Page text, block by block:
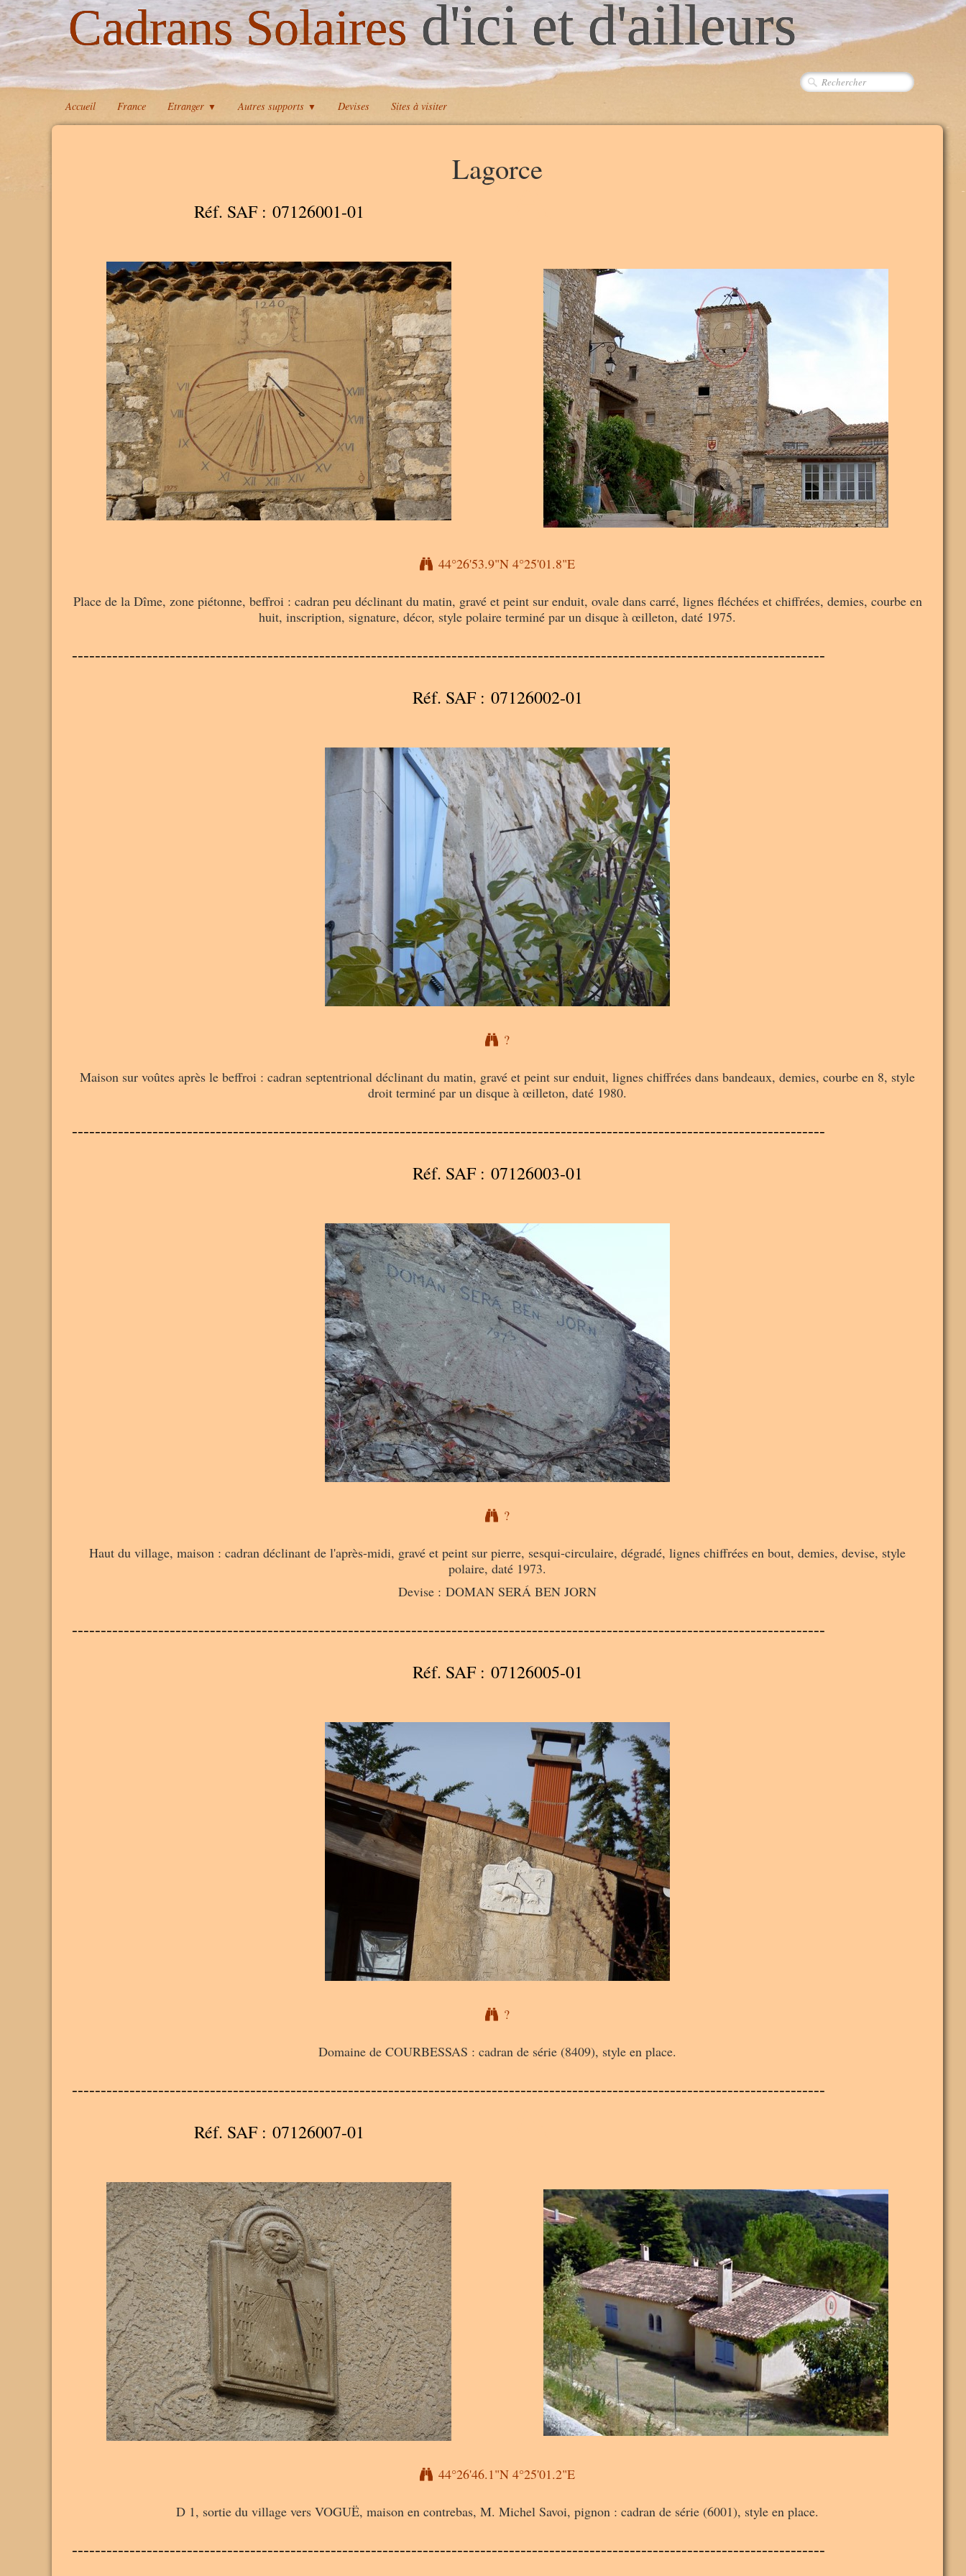
Cadrans Solairesd'ici et d'ailleurs
Accueil France Etranger ▼ Autres supports ▼ Devises Sites à visiter
Lagorce
Réf. SAF : 07126001-01 A
44°26'53.9"N 4°25'01.8"E
Place de la Dîme, zone piétonne, beffroi : cadran peu déclinant du matin, gravé et peint sur enduit, ovale dans carré, lignes fléchées et chiffrées, demies, courbe en
huit, inscription, signature, décor, style polaire terminé par un disque à œilleton, daté 1975.
-----------------------------------------------------------------------------------------------------------------------------------
Réf. SAF : 07126002-01
?
Maison sur voûtes après le beffroi : cadran septentrional déclinant du matin, gravé et peint sur enduit, lignes chiffrées dans bandeaux, demies, courbe en 8, style
droit terminé par un disque à œilleton, daté 1980.
-----------------------------------------------------------------------------------------------------------------------------------
Réf. SAF : 07126003-01
?
Haut du village, maison : cadran déclinant de l'après-midi, gravé et peint sur pierre, sesqui-circulaire, dégradé, lignes chiffrées en bout, demies, devise, style
polaire, daté 1973.
Devise : DOMAN SERÁ BEN JORN
-----------------------------------------------------------------------------------------------------------------------------------
Réf. SAF : 07126005-01
?
Domaine de COURBESSAS : cadran de série (8409), style en place.
-----------------------------------------------------------------------------------------------------------------------------------
Réf. SAF : 07126007-01
A
44°26'46.1"N 4°25'01.2"E
D 1, sortie du village vers VOGUË, maison en contrebas, M. Michel Savoi, pignon : cadran de série (6001), style en place.
-----------------------------------------------------------------------------------------------------------------------------------